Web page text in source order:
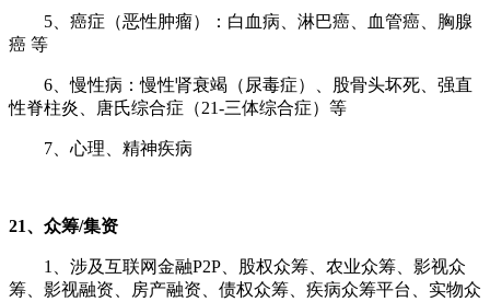
5、癌症（恶性肿瘤）：白血病、淋巴癌、血管癌、胸腺
癌 等
6、慢性病：慢性肾衰竭（尿毒症）、股骨头坏死、强直
性脊柱炎、唐氏综合症（21-三体综合症）等
7、心理、精神疾病
21、众筹/集资
1、涉及互联网金融P2P、股权众筹、农业众筹、影视众
筹、影视融资、房产融资、债权众筹、疾病众筹平台、实物众